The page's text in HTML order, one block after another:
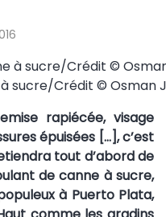
sucre/Crédit © Osman
rapiécée, visage
épuisées […], c’est
tout d’abord de
de canne à sucre,
à Puerto Plata,